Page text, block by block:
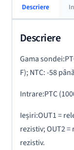
Descriere
Descriere
Gama sondei:
F);NTC: -58
Intrare:PTC
Ieșiri:OUT1 =
rezistiv;OUT2 =
rezistiv.